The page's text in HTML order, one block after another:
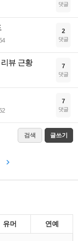
댓글
2
댓글
뷰 근황 7
댓글
7
댓글
검색 글쓰기
유머 연예